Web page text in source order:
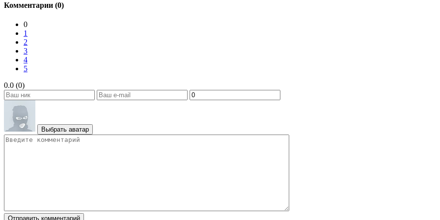
Комментарии (0)
0
1
2
3
4
5
0.0 (0)
Выбрать аватар
Отправить комментарий